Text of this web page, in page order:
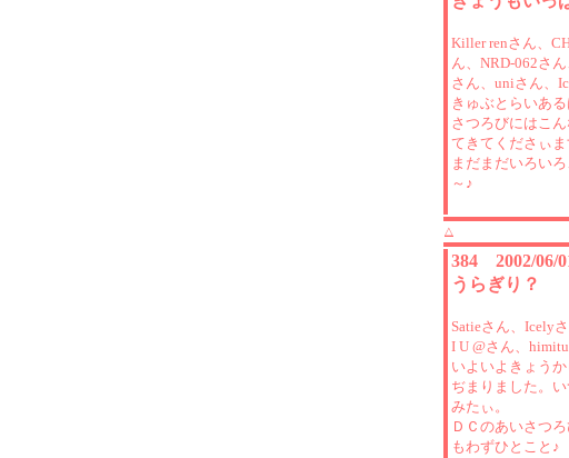
Killer renさん、
ん、NRD-062さ
さん、uniさん、
きゅぶとらいあ
さつろびにはこ
てきてくださぃま
まだまだいろい
～♪
△
384 2002/
うらぎり？
Satieさん、Icely
I U @さん、himitu
いよいよきょう
ぢまりました。
みたぃ。
ＤＣのあいさつ
もわずひとこと♪